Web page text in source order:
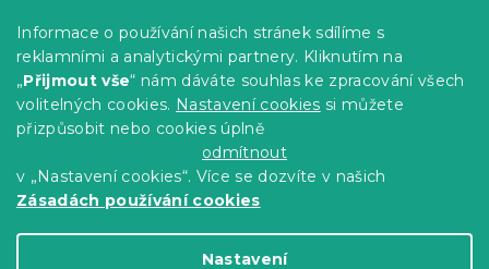
Informace o používání našich stránek sdílíme s
reklamními a analytickými partnery. Kliknutím na
„Přijmout vše“ nám dáváte souhlas ke zpracování všech
volitelných cookies. Nastavení cookies si můžete
přizpůsobit nebo cookies úplně
odmítnout
v „Nastavení cookies“. Více se dozvíte v našich
Zásadách používání cookies
Nastavení
Věrnostní program - Sleva až 10 %
Návody
Tabulky velikostí
Blog